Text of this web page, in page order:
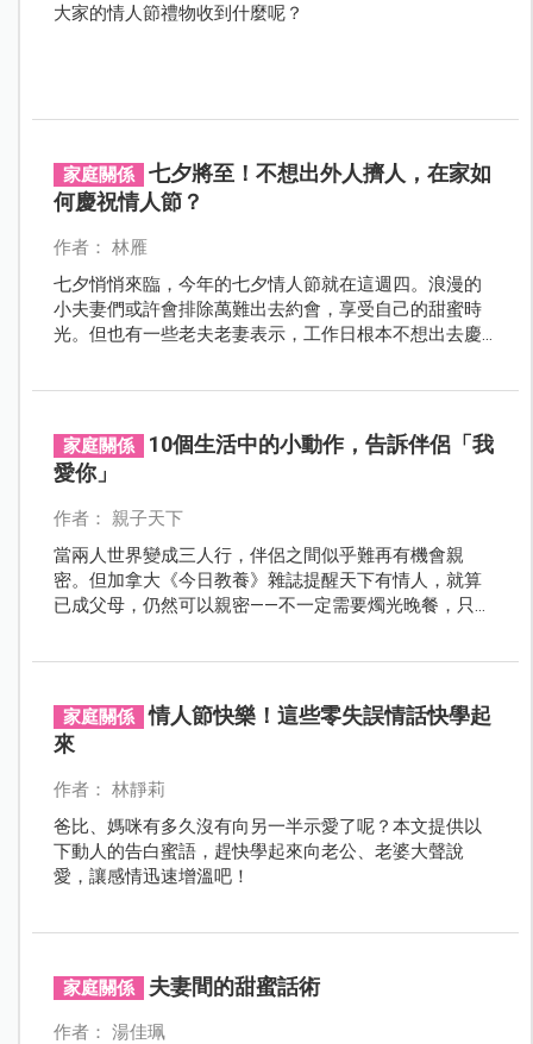
大家的情人節禮物收到什麼呢？
家庭關係
七夕將至！不想出外人擠人，在家如
何慶祝情人節？
作者： 林雁
七夕悄悄來臨，今年的七夕情人節就在這週四。浪漫的
小夫妻們或許會排除萬難出去約會，享受自己的甜蜜時
光。但也有一些老夫老妻表示，工作日根本不想出去慶
家庭關係
10個生活中的小動作，告訴伴侶「我
愛你」
作者： 親子天下
當兩人世界變成三人行，伴侶之間似乎難再有機會親
密。但加拿大《今日教養》雜誌提醒天下有情人，就算
已成父母，仍然可以親密——不一定需要燭光晚餐，只要
家庭關係
情人節快樂！這些零失誤情話快學起
來
作者： 林靜莉
爸比、媽咪有多久沒有向另一半示愛了呢？本文提供以
下動人的告白蜜語，趕快學起來向老公、老婆大聲說
愛，讓感情迅速增溫吧！
家庭關係 夫妻間的甜蜜話術
作者： 湯佳珮